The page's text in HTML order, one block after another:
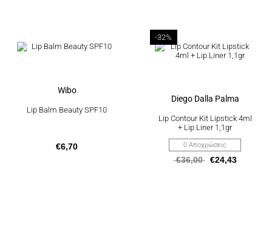
Wibo
Lip Balm Beauty SPF10
€6,70
-32%
Diego Dalla Palma
Lip Contour Kit Lipstick 4ml
+ Lip Liner 1,1gr
0 Αποχρώσεις
€36,00 €24,43
το
προϊόν
έχει
επιλογές
να
επιλεγούν
στη
σελίδα
του
προϊόντος